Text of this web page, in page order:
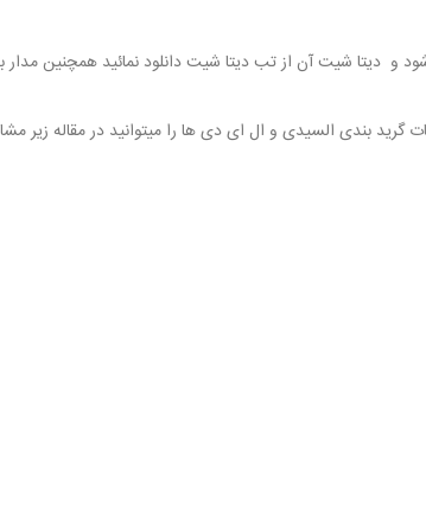
و دیتا شیت آن از تب دیتا شیت دانلود نمائید همچنین
بندی السیدی و ال ای دی ها را میتوانید در مقاله زیر